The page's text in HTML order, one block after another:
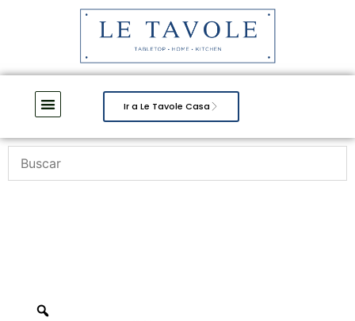
Ir a Le Tavole Casa